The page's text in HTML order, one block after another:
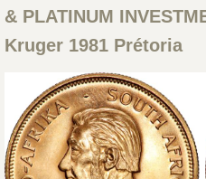
& PLATINUM
Kruger 1981 Prétoria